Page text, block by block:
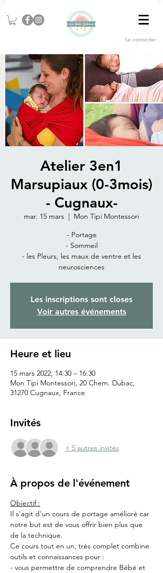
Se connecter
Atelier 3en1
Marsupiaux (0-3mois)
- Cugnaux-
mar. 15 mars
  |
Mon Tipi Montessori
- Portage
- Sommeil
- les Pleurs, les maux de ventre et les
neurosciences
Les inscriptions sont closes
Voir autres événements
Heure et lieu
15 mars 2022, 14:30 – 16:30
Mon Tipi Montessori, 20 Chem. Dubac,
31270 Cugnaux, France
Invités
+ 5 autres invités
À propos de l'événement
Objectif :
Il s'agit d'un cours de portage amélioré car
notre but est de vous offrir bien plus que
de la technique.
Ce cours tout en un, très complet combine
outils et connaissances pour :
- vous permettre de comprendre Bébé et